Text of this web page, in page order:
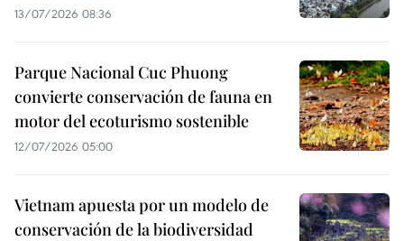
13/07/2026 08:36
Parque Nacional Cuc Phuong
convierte conservación de fauna en
motor del ecoturismo sostenible
12/07/2026 05:00
Vietnam apuesta por un modelo de
conservación de la biodiversidad